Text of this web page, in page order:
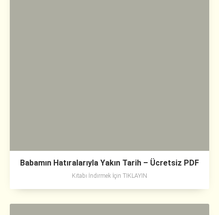
Babamın Hatıralarıyla Yakın Tarih – Ücretsiz PDF
Kitabı İndirmek İçin TIKLAYIN